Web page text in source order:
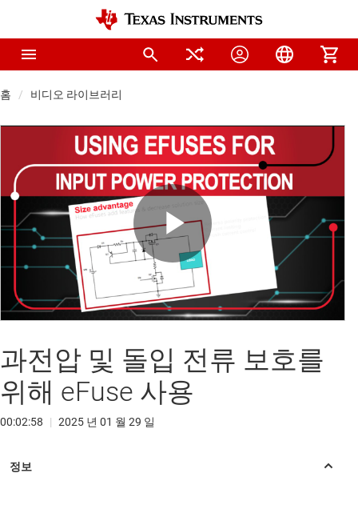
홈 비디오 라이브러리
Play
Video
과전압 및 돌입 전류 보호를
위해 eFuse 사용
00:02:58 | 2025 년 01 월 29 일